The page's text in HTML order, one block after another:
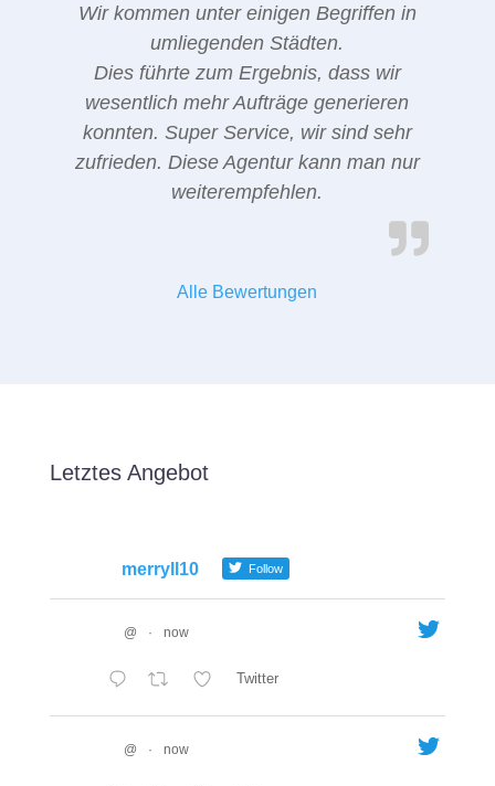
Wir kommen unter einigen Begriffen in
umliegenden Städten.
Dies führte zum Ergebnis, dass wir
wesentlich mehr Aufträge generieren
konnten. Super Service, wir sind sehr
zufrieden. Diese Agentur kann man nur
weiterempfehlen.
Alle Bewertungen
Letztes Angebot
merryll10 Follow
@ · now
Twitter
@ · now